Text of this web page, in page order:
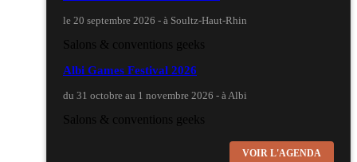
le 20 septembre 2026 - à Soultz-Haut-Rhin
Salons & conventions geeks
Albi Games Festival 2026
du 31 octobre au 1 novembre 2026 - à Albi
Salons & conventions geeks
Virtual Calais - salon du jeu vidéo et des loisirs
VOIR L'AGENDA